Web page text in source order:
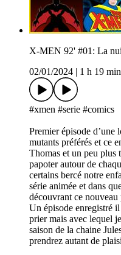
X-MEN 92' #01: La
02/01/2024 | 1 h 19 min
#xmen #serie #comics
Premier épisode d’une
mutants préférés et ce
Thomas et un peu
papoter autour de
certains bercé notre
série animée et dans
découvrant ce nouveau
Un épisode enregistré
prier mais avec lequel
saison de la chaine
prendrez autant de